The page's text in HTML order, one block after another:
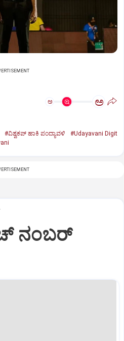
ಅ ಅ
#ವಿಶ್ವಕಪ್‌ ಹಾಕಿ ಪಂದ್ಯಾವಳಿ
#Udayavani Digit
ನಂಬರ್‌